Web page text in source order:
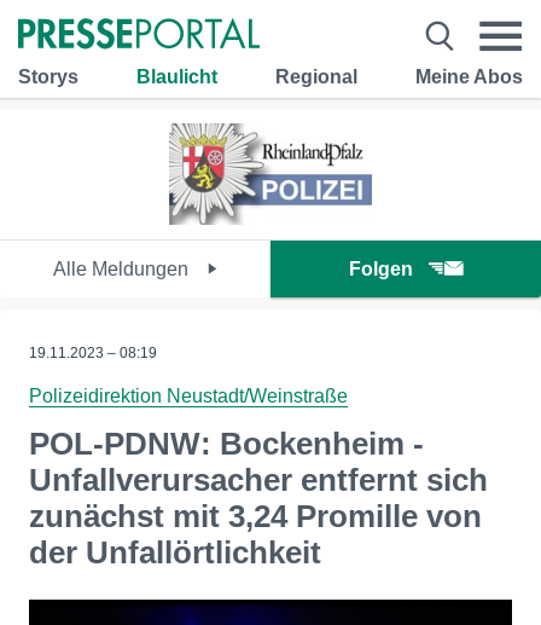
Storys Blaulicht Regional Meine Abos
Alle Meldungen Folgen
19.11.2023 – 08:19
Polizeidirektion Neustadt/Weinstraße
POL-PDNW: Bockenheim -
Unfallverursacher entfernt sich
zunächst mit 3,24 Promille von
der Unfallörtlichkeit